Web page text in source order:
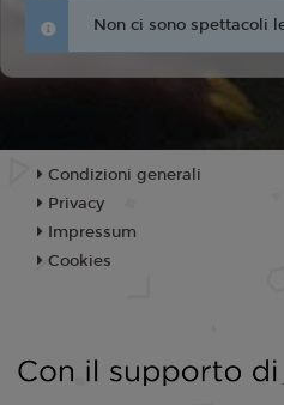
Non ci sono spettacoli
Condizioni generali
Privacy
Impressum
Cookies